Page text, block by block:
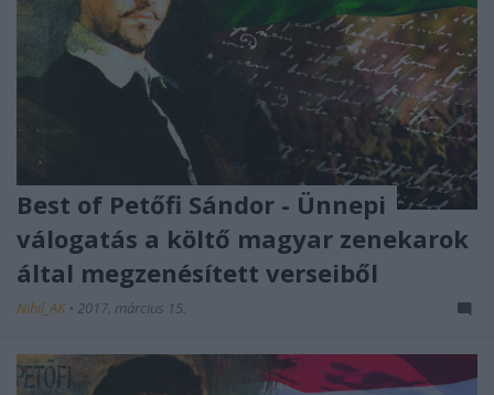
Best of Petőfi Sándor - Ünnepi
válogatás a költő magyar zenekarok
által megzenésített verseiből
Nihil_AK • 2017. március 15.